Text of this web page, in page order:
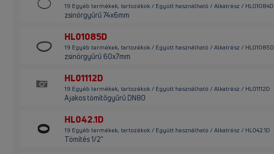
19 Egyéb termékek, tartozékok / Együtt használható / Alkatrész / HL01084D
zsinórgyűrű 74x6mm
HL01085D
19 Egyéb termékek, tartozékok / Együtt használható / Alkatrész / HL01085D
zsinórgyűrű 60x7mm
HL01112D
19 Egyéb termékek, tartozékok / Együtt használható / Alkatrész / HL01112D
Ajakos tömítőgyűrű DN80
HL042.1D
19 Egyéb termékek, tartozékok / Együtt használható / Alkatrész / HL042.1D
Tömítés 1/2"